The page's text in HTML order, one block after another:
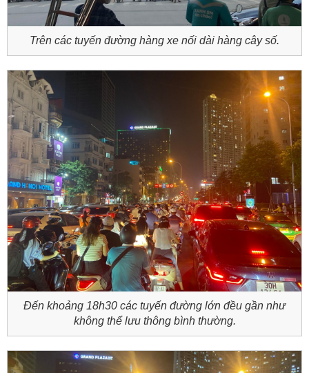
Trên các tuyến đường hàng xe nối dài hàng cây số.
Đến khoảng 18h30 các tuyến đường lớn đều gần như
không thể lưu thông bình thường.